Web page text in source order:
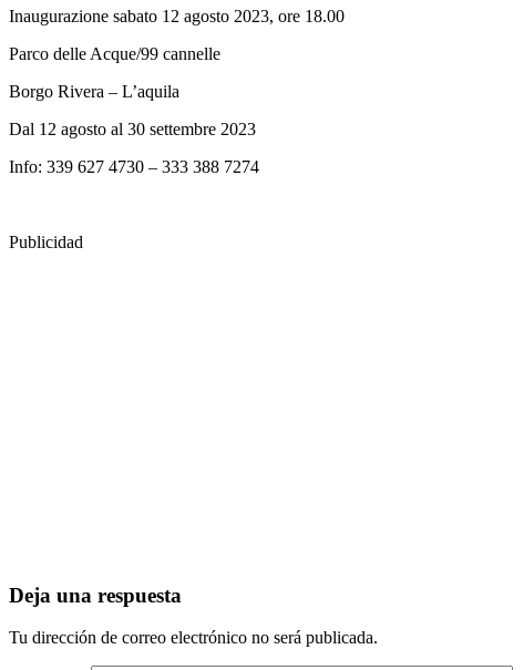
Inaugurazione sabato 12 agosto 2023, ore 18.00
Parco delle Acque/99 cannelle
Borgo Rivera – L’aquila
Dal 12 agosto al 30 settembre 2023
Info: 339 627 4730 – 333 388 7274
Publicidad
Deja una respuesta
Tu dirección de correo electrónico no será publicada.